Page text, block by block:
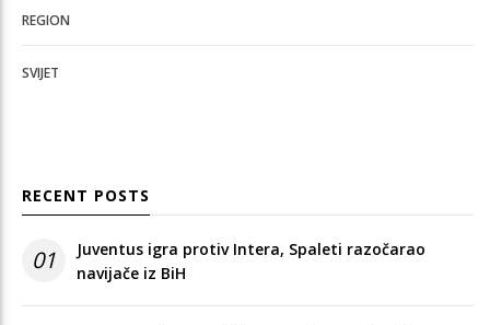
REGION
SVIJET
RECENT POSTS
01
Juventus igra protiv Intera, Spaleti razočarao
navijače iz BiH